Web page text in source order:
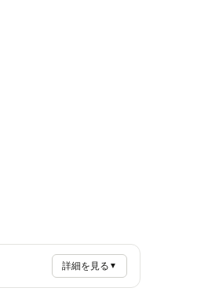
詳細を見る ▼